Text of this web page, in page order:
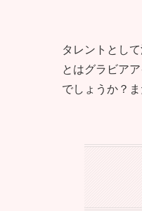
タレントとし
とはグラビア
でしょうか？